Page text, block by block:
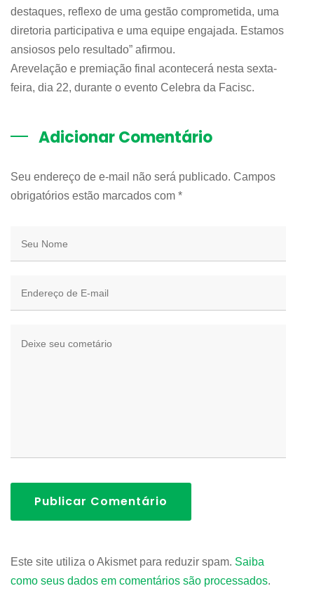
destaques, reflexo de uma gestão comprometida, uma
diretoria participativa e uma equipe engajada. Estamos
ansiosos pelo resultado” afirmou.
Arevelação e premiação final acontecerá nesta sexta-
feira, dia 22, durante o evento Celebra da Facisc.
Adicionar Comentário
Seu endereço de e-mail não será publicado. Campos
obrigatórios estão marcados com *
Publicar Comentário
Este site utiliza o Akismet para reduzir spam. Saiba
como seus dados em comentários são processados.